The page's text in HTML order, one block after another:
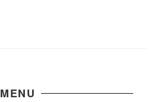
MENU